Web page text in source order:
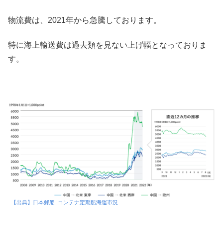
物流費は、2021年から急騰しております。
特に海上輸送費は過去類を見ない上げ幅となっておりま
す。
【出典】日本郵船_コンテナ定期船海運市況